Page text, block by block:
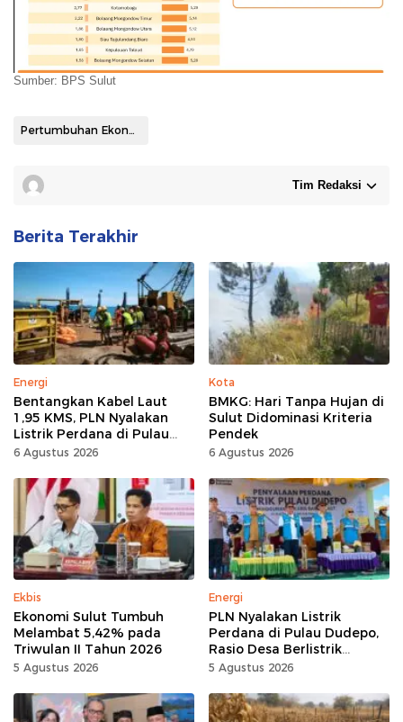
Sumber: BPS Sulut
Pertumbuhan Ekonomi
Tim Redaksi
Berita Terakhir
Energi
Bentangkan Kabel Laut
1,95 KMS, PLN Nyalakan
Listrik Perdana di Pulau
Dudepo, Desa Berlistrik di
6 Agustus 2026
Kota
BMKG: Hari Tanpa Hujan di
Sulut Didominasi Kriteria
Pendek
6 Agustus 2026
Ekbis
Ekonomi Sulut Tumbuh
Melambat 5,42% pada
Triwulan II Tahun 2026
5 Agustus 2026
Energi
PLN Nyalakan Listrik
Perdana di Pulau Dudepo,
Rasio Desa Berlistrik
Provinsi Gorontalo Capai
5 Agustus 2026